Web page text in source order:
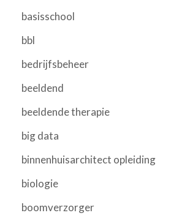
basisschool
bbl
bedrijfsbeheer
beeldend
beeldende therapie
big data
binnenhuisarchitect opleiding
biologie
boomverzorger